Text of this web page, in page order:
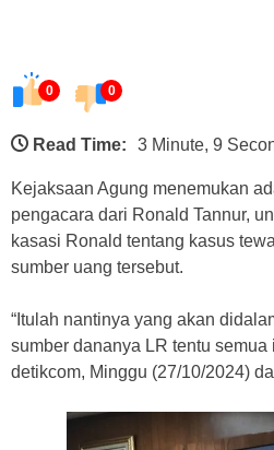
0 0
Read Time: 3 Minute, 9
Kejaksaan Agung menemukan
pengacara dari Ronald Tannur,
kasasi Ronald tentang kasus
sumber uang tersebut.
“Itulah nantinya yang akan
sumber dananya LR tentu
detikcom, Minggu (27/10/2024)